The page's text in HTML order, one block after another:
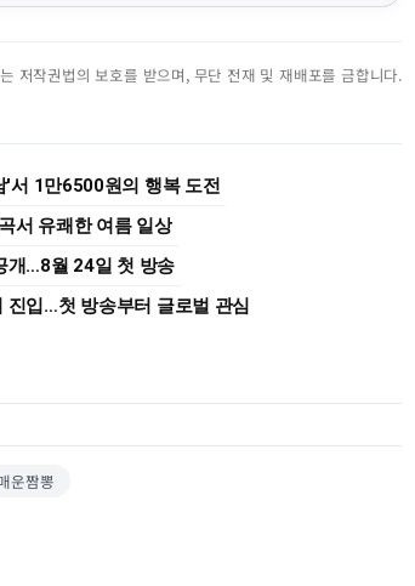
저작권법의 보호를 받으며, 무단 전재 및 재배포를 금합니다.
서 1만6500원의 행복 도전
서 유쾌한 여름 일상
개…8월 24일 첫 방송
진입…첫 방송부터 글로벌 관심
운짬뽕